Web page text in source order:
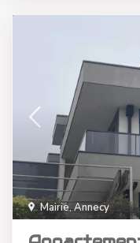
Mairie,Annecy